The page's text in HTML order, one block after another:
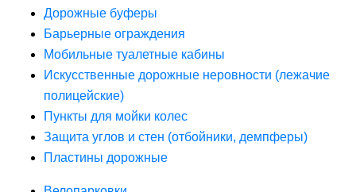
Дорожные буферы
Барьерные ограждения
Мобильные туалетные кабины
Искусственные дорожные неровности (лежачие
полицейские)
Пункты для мойки колес
Защита углов и стен (отбойники, демпферы)
Пластины дорожные